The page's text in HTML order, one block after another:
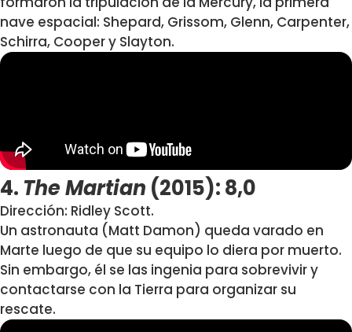
nave espacial: Shepard, Grissom, Glenn, Carpenter,
Schirra, Cooper y Slayton.
4. The Martian (2015): 8,0
Dirección: Ridley Scott.
Un astronauta (Matt Damon) queda varado en
Marte luego de que su equipo lo diera por muerto.
Sin embargo, él se las ingenia para sobrevivir y
contactarse con la Tierra para organizar su
rescate.